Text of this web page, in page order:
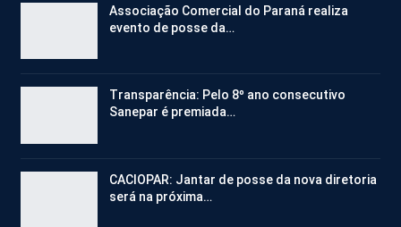
Associação Comercial do Paraná realiza
evento de posse da…
Transparência: Pelo 8º ano consecutivo
Sanepar é premiada…
CACIOPAR: Jantar de posse da nova diretoria
será na próxima…